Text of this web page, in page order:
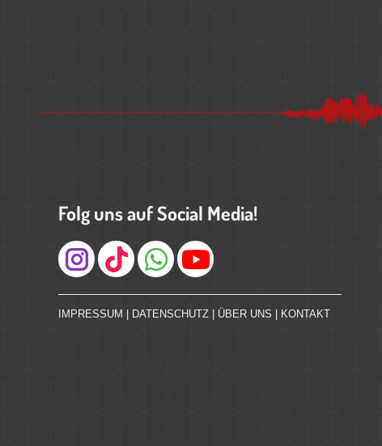
Folg uns auf Social Media!
Instagram
IMPRESSUM DATENSCHUTZ ÜBER UNS KONTAKT